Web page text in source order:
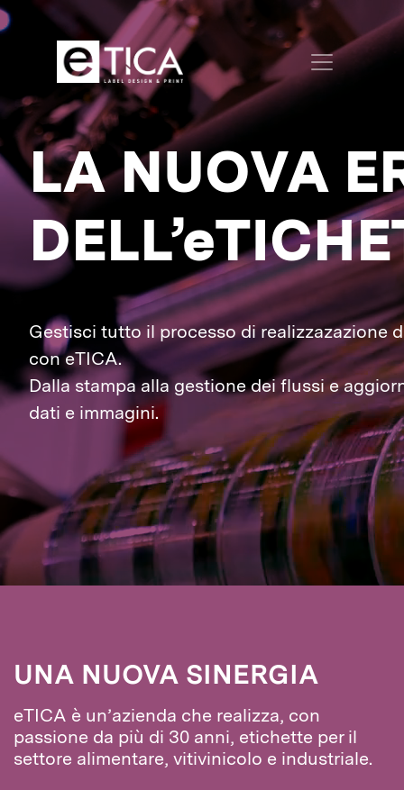
LA NUOVA
Gestisci tutto il processo di realizzazazione
con eTICA.
Dalla stampa alla gestione dei flussi e
dati e immagini.
UNA NUOVA SINERGIA
eTICA è un’azienda che realizza, con
passione da più di 30 anni, etichette per il
settore alimentare, vitivinicolo e industriale.